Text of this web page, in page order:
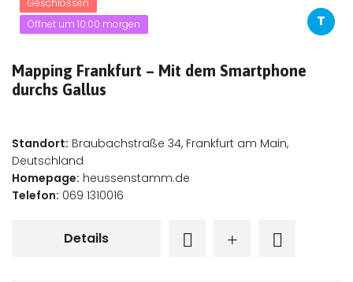
T
Öffnet um 10:00 morgen
Mapping Frankfurt – Mit dem Smartphone
durchs Gallus
Standort: Braubachstraße 34, Frankfurt am Main,
Deutschland
Homepage: heussenstamm.de
Telefon: 069 1310016
Details